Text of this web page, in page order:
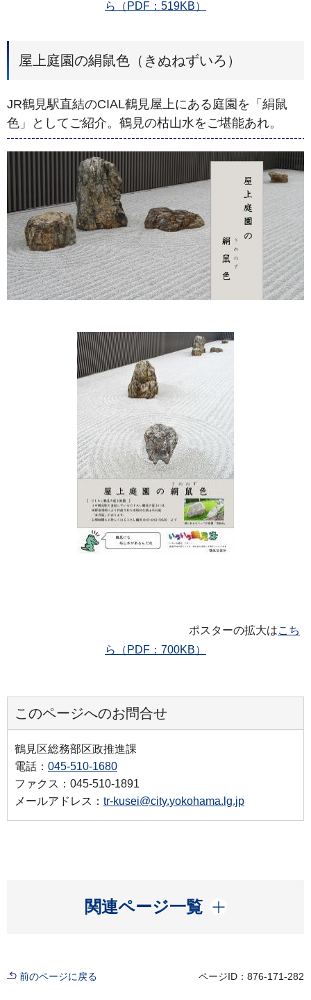
ら（PDF：519KB）
屋上庭園の絹鼠色（きぬねずいろ）
JR鶴見駅直結のCIAL鶴見屋上にある庭園を「絹鼠
色」としてご紹介。鶴見の枯山水をご堪能あれ。
ポスターの拡大はこち
ら（PDF：700KB）
このページへのお問合せ
鶴見区総務部区政推進課
電話： 045-510-1680
ファクス：045-510-1891
メールアドレス： tr-kusei@city.yokohama.lg.jp
関連ページ一覧
開く
前のページに戻る ページID：876-171-282